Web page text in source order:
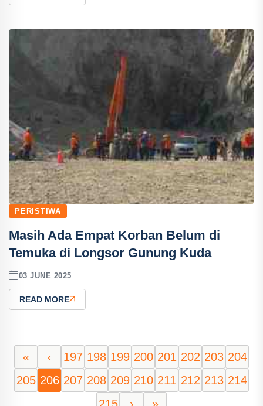
PERISTIWA
Masih Ada Empat Korban Belum di
Temuka di Longsor Gunung Kuda
03 JUNE 2025
READ MORE
« ‹ 197 198 199 200 201 202 203 204
205 206 207 208 209 210 211 212 213 214